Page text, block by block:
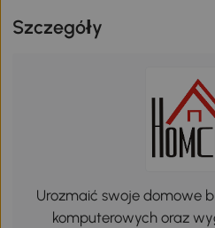
Szczegóły
Urozmaić swoje domowe
komputerowych oraz